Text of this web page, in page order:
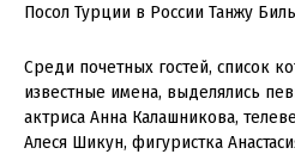
Посол Турции в России Танжу
Среди почетных гостей, список
известные имена, выделялись
актриса Анна Калашникова,
Алеся Шикун, фигуристка